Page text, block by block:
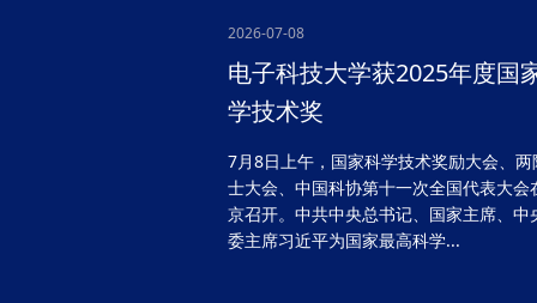
2026-07-08
电子科技大学获2025年度国
学技术奖
7月8日上午，国家科学技术奖励大会、两
士大会、中国科协第十一次全国代表大会
京召开。中共中央总书记、国家主席、中
委主席习近平为国家最高科学...